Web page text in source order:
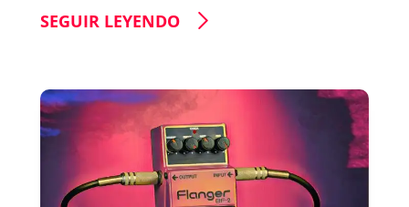
SEGUIR LEYENDO